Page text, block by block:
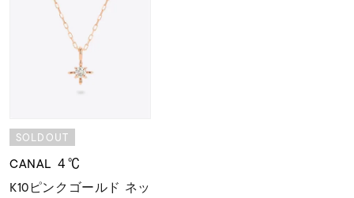
SOLDOUT
CANAL ４℃
K10ピンクゴールド ネッ